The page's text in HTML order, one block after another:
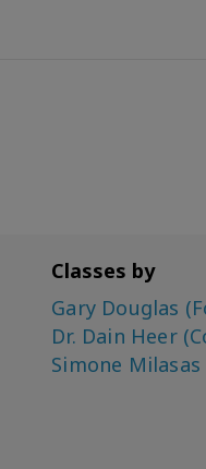
Classes by
Gary Douglas
Dr. Dain Heer
Simone Milasas